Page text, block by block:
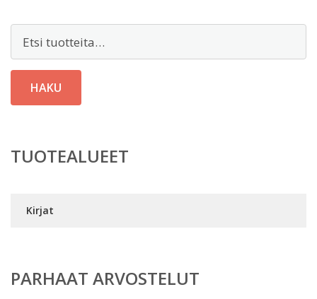
HAKU
TUOTEALUEET
Kirjat
PARHAAT ARVOSTELUT